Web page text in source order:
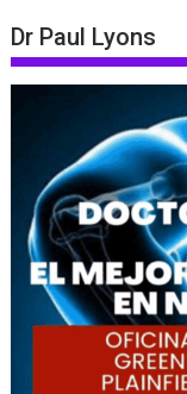
Dr Paul Lyons